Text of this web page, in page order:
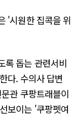
'시원한 집콕을 위
록 돕는 관련서비
다. 수의사 답변
관 쿠팡트래블이
보이는 '쿠팡펫여